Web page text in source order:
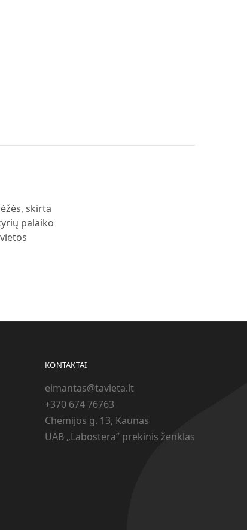
skirta
palaiko
KONTAKTAI
eimantas@tavieta.lt
+370 674 76763
Chemijos g. 13, Kaunas
UAB „Labostera” prekinis ženklas